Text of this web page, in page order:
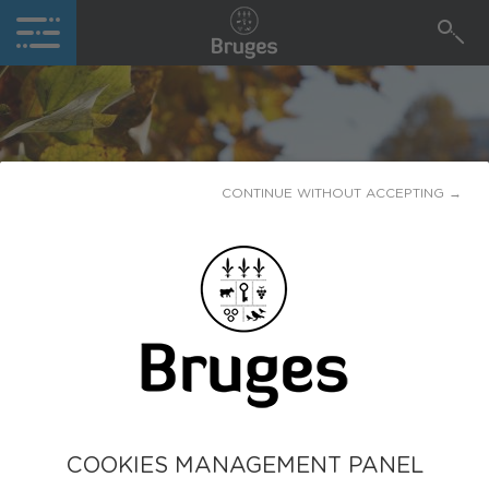
COOKIES MANAGEMENT PANEL
CONTINUE WITHOUT ACCEPTING →
CARTE JEUNE
09 mars 2022